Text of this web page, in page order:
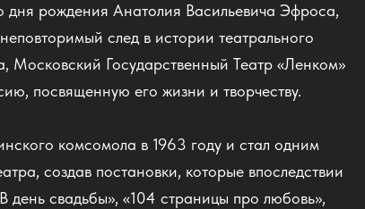
дня рождения Анатолия Васильевича Эфроса,
след в истории театрального
Московский Государственный Театр «Ленком»
посвященную его жизни и творчеству.
комсомола в 1963 году и стал одним
создав постановки, которые впоследствии
день свадьбы», «104 страницы про любовь»,